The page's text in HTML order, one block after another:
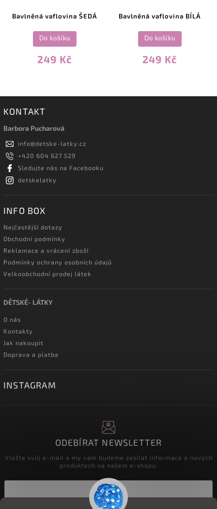
Bavlněná vaflovina ŠEDÁ
249 Kč
Do košíku
Bavlněná vaflovina BÍLÁ
249 Kč
Do košíku
KONTAKT
Barbora Pucharová
info@detske-latky.cz
+420 604 627 529
Sledujte nás na Facebooku
detskelatky
INFO BOX
Nejčastější dotazy
Obchodní podmínky
Reklamace a vrácení zboží
Podmínky ochrany osobních údajů
Velkoobchodní prodej látek
DĚTSKÉ- LÁTKY
O nás
Kontakty
Jak nakoupit
Doprava a platba
INSTAGRAM
ODEBÍRAT NEWSLETTER
Vložte svůj e-mail a my vám budeme zasílat informace o nových
produktech na našem e-shopu.